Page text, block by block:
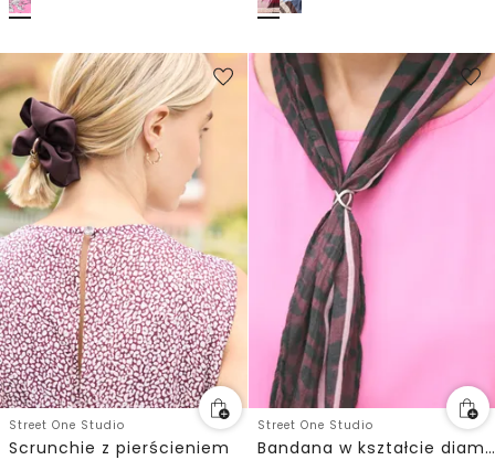
Street One Studio
Scrunchie z pierścieniem
Street One Studio
Bandana w kształcie diamentu z pierścieniem